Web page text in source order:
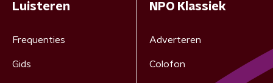
Luisteren
Frequenties
Gids
NPO Klassiek
Adverteren
Colofon